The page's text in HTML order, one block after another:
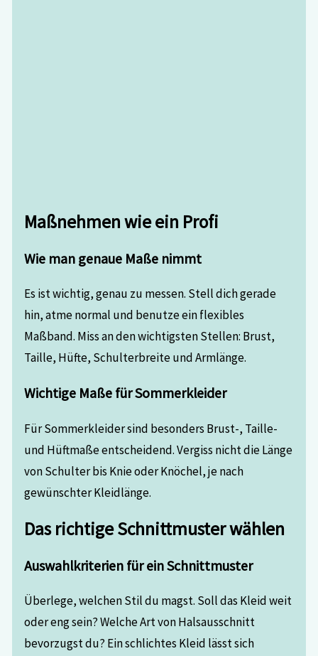
Maßnehmen wie ein Profi
Wie man genaue Maße nimmt
Es ist wichtig, genau zu messen. Stell dich gerade
hin, atme normal und benutze ein flexibles
Maßband. Miss an den wichtigsten Stellen: Brust,
Taille, Hüfte, Schulterbreite und Armlänge.
Wichtige Maße für Sommerkleider
Für Sommerkleider sind besonders Brust-, Taille-
und Hüftmaße entscheidend. Vergiss nicht die Länge
von Schulter bis Knie oder Knöchel, je nach
gewünschter Kleidlänge.
Das richtige Schnittmuster wählen
Auswahlkriterien für ein Schnittmuster
Überlege, welchen Stil du magst. Soll das Kleid weit
oder eng sein? Welche Art von Halsausschnitt
bevorzugst du? Ein schlichtes Kleid lässt sich